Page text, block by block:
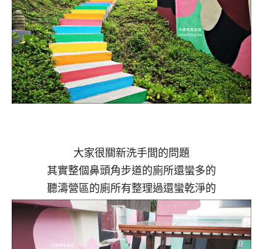
大家很關新洗手間的問題
其實整個鼻頭角步道的廁所還蠻多的
聽濤營區的廁所有整理過還蠻乾淨的